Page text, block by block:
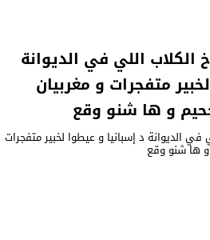
الكلاب اللي في الديوانة
متفجرات و مغربيان
و ها شنو وقع